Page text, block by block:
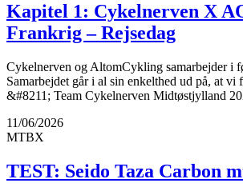
Kapitel 1: Cykelnerven X
Frankrig – Rejsedag
Cykelnerven og AltomCykling samarbejder i
Samarbejdet går i al sin enkelthed ud på, at vi
&#8211; Team Cykelnerven Midtøstjylland
11/06/2026
MTBX
TEST: Seido Taza Carbon